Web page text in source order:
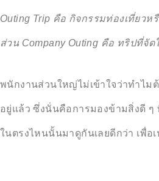
Outing Trip คือ กิจกรรมท่องเที่ยว
ส่วน Company Outing คือ ทริปที่จั
พนักงานส่วนใหญ่ไม่เข้าใจว่าทำไม
อยู่แล้ว ซึ่งนั่นคือการมองข้ามสิ่งดี
ในตรงไหนนั้นมาดูกันเลยดีกว่า เพื่